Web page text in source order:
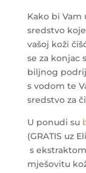
Kako bi
sredstvo
vašoj koži
se za konjac
biljnog
s vodom te
sredstvo za
U ponudi su
(GRATIS uz
s
mješovitu